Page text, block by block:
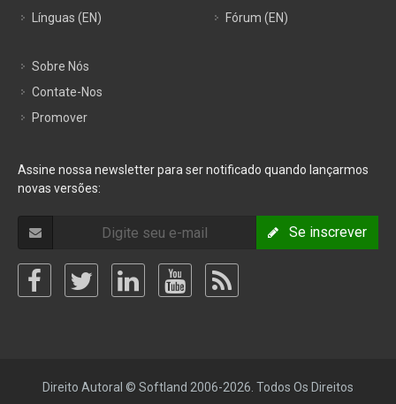
Línguas (EN)
Fórum (EN)
Sobre Nós
Contate-Nos
Promover
Assine nossa newsletter para ser notificado quando lançarmos
novas versões:
Se inscrever
Direito Autoral © Softland 2006-2026. Todos Os Direitos